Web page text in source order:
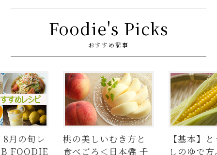
Foodie's Picks
おすすめ記事
いむき方と
＜日本橋 千
【基本】とうもろこ
しのゆで方。甘さを
【簡単
の人気